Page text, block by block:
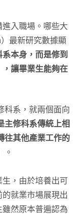
入職場。哪些大
最新研究數據顯
本身，而是修到
讓畢業生能夠在
科系，就兩個面向
主修科系傳統上相
往其他產業工作的
。
生，由於培養出可
就業市場展現出
雖然原本普遍認為